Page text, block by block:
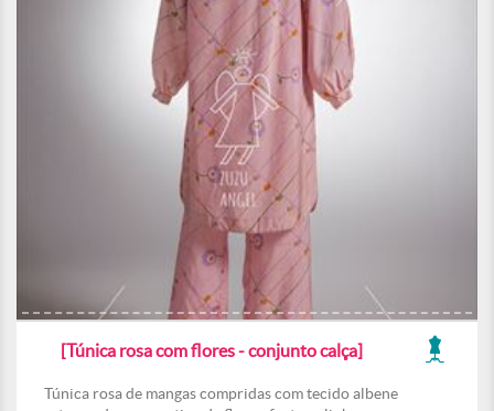
[Túnica rosa com flores - conjunto calça]
Túnica rosa de mangas compridas com tecido albene